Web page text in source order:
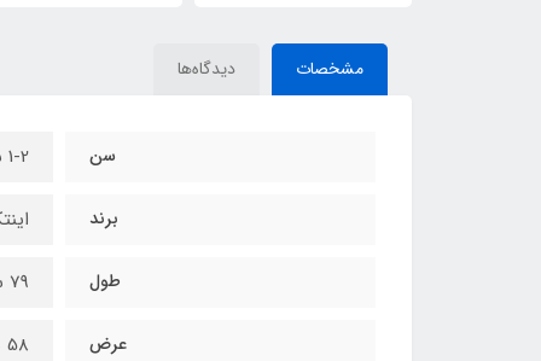
مشخصات دیدگاه‌ها
سن 1-2 سال
برند
طول 79 سانتی متر
عرض 58 سانتی متر